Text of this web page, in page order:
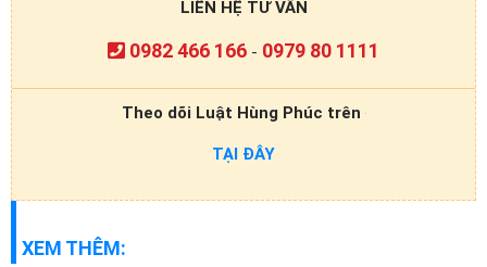
LIÊN HỆ TƯ VẤN
0982 466 166 - 0979 80 1111
Theo dõi Luật Hùng Phúc trên
TẠI ĐÂY
XEM THÊM: